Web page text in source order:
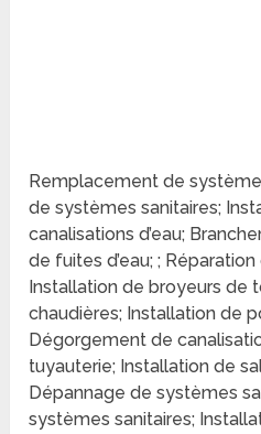
Remplacement de
de systèmes sanitaires;
canalisations d’eau;
de fuites d’eau; ;
Installation de broyeurs de
chaudières; Installation de
Dégorgement de
tuyauterie; Installation de
Dépannage de systèmes
systèmes sanitaires;